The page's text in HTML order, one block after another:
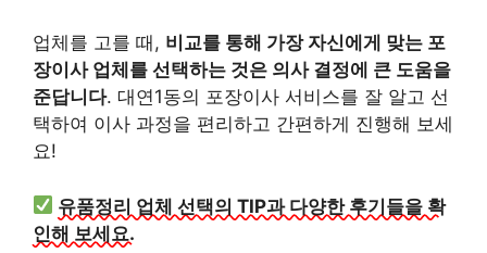
업체를 고를 때, 비교를 통해 가장 자신에게 맞는 포
장이사 업체를 선택하는 것은 의사 결정에 큰 도움을
준답니다. 대연1동의 포장이사 서비스를 잘 알고 선
택하여 이사 과정을 편리하고 간편하게 진행해 보세
요!
유품정리 업체 선택의 TIP과 다양한 후기들을 확
인해 보세요.